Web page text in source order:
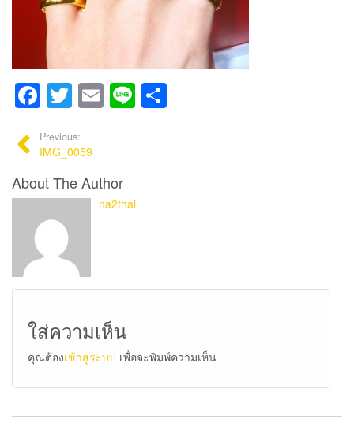
Facebook
Twitter
Email
Line
Previous:
IMG_0059
About The Author
na2thai
ใส่ความเห็น
คุณต้องเข้าสู่ระบบ เพื่อจะพิมพ์ความเห็น